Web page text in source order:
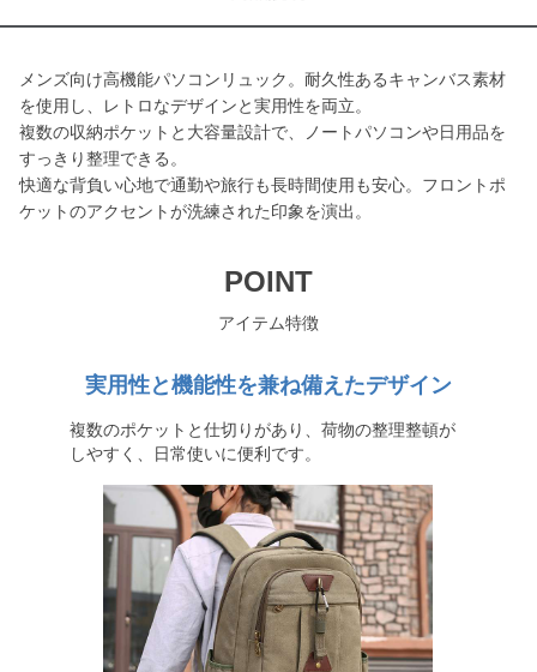
メンズ向け高機能パソコンリュック。耐久性あるキャンバス素材
を使用し、レトロなデザインと実用性を両立。
複数の収納ポケットと大容量設計で、ノートパソコンや日用品を
すっきり整理できる。
快適な背負い心地で通勤や旅行も長時間使用も安心。フロントポ
ケットのアクセントが洗練された印象を演出。
POINT
アイテム特徴
実用性と機能性を兼ね備えたデザイン
複数のポケットと仕切りがあり、荷物の整理整頓が
しやすく、日常使いに便利です。